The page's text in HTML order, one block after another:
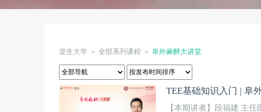
壹生大学 ＞ 全部系列课程 ＞ 阜外麻醉大讲堂
TEE基础知识入门 | 阜
【本期讲者】段福建 主